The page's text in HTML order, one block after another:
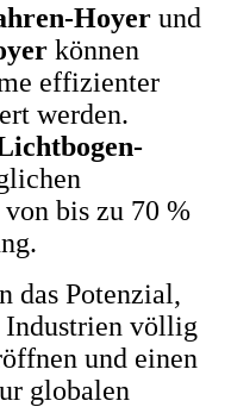
Hoyer und
können
effizienter
werden.
bis zu 70 %
das Potenzial,
Industrien völlig
und einen
globalen